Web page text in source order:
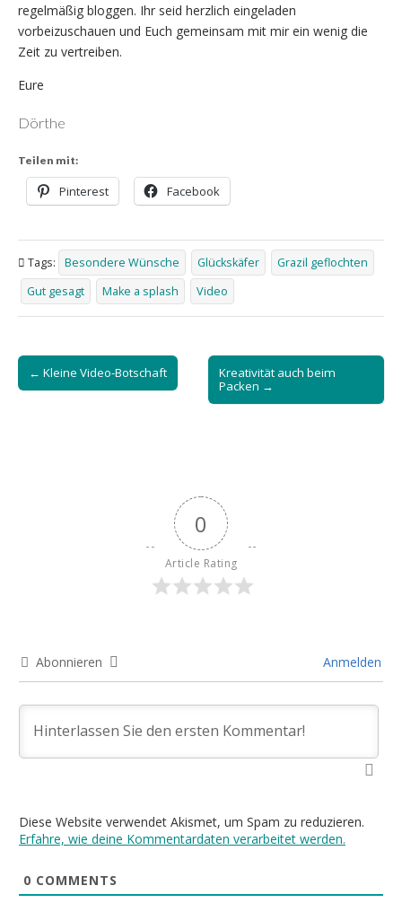
regelmäßig bloggen. Ihr seid herzlich eingeladen
vorbeizuschauen und Euch gemeinsam mit mir ein wenig die
Zeit zu vertreiben.
Eure
Dörthe
Teilen mit:
Pinterest Facebook
Tags: Besondere Wünsche Glückskäfer
Grazil geflochten
Gut gesagt
Make a splash Video
Post
navigation
← Kleine Video-Botschaft
Kreativität auch beim
Packen →
0
Article Rating
Abonnieren Anmelden
Diese Website verwendet Akismet, um Spam zu reduzieren.
Erfahre, wie deine Kommentardaten verarbeitet werden.
0 COMMENTS